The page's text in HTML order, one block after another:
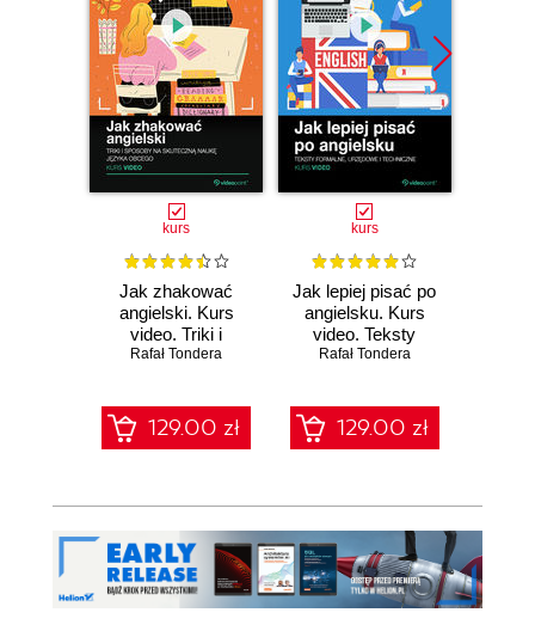
kurs
Jak zhakować
angielski. Kurs
video. Triki i
sposoby na
Rafał Tondera
129.00 zł
kurs
Jak lepiej pisać po
angielsku. Kurs
video. Teksty
formalne,
Rafał Tondera
129.00 zł